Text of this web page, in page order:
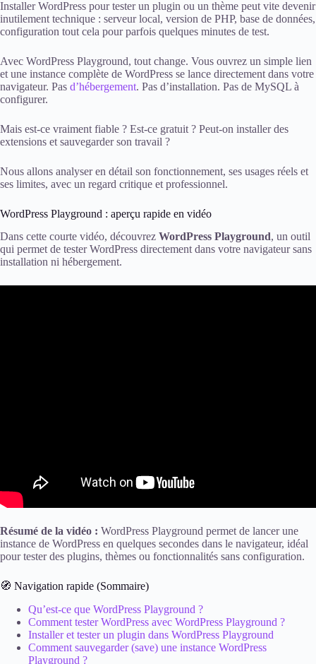
Gemini
Claude
Perplexity
Installer WordPress pour tester un plugin ou un thème peut vite devenir
inutilement technique : serveur local, version de PHP, base de données,
configuration tout cela pour parfois quelques minutes de test.
Avec WordPress Playground, tout change. Vous ouvrez un simple lien
et une instance complète de WordPress se lance directement dans votre
navigateur. Pas d’hébergement. Pas d’installation. Pas de MySQL à
configurer.
Mais est-ce vraiment fiable ? Est-ce gratuit ? Peut-on installer des
extensions et sauvegarder son travail ?
Nous allons analyser en détail son fonctionnement, ses usages réels et
ses limites, avec un regard critique et professionnel.
WordPress Playground : aperçu rapide en vidéo
Dans cette courte vidéo, découvrez WordPress Playground, un outil
qui permet de tester WordPress directement dans votre navigateur sans
installation ni hébergement.
Résumé de la vidéo : WordPress Playground permet de lancer une
instance de WordPress en quelques secondes dans le navigateur, idéal
pour tester des plugins, thèmes ou fonctionnalités sans configuration.
🧭 Navigation rapide (Sommaire)
Qu’est-ce que WordPress Playground ?
Comment tester WordPress avec WordPress Playground ?
Installer et tester un plugin dans WordPress Playground
Comment sauvegarder (save) une instance WordPress
Playground ?